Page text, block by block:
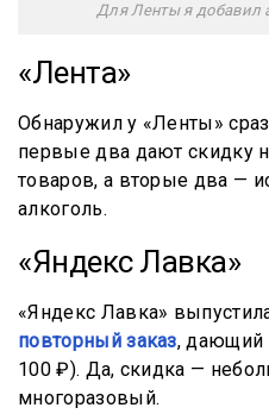
Для Ленты я добавил
«Лента»
Обнаружил у «Ленты»
первые два дают скидку
товаров, а вторые два —
алкоголь.
«Яндекс Лавка»
«Яндекс Лавка»
повторный заказ, дающий
100 ₽). Да, скидка —
многоразовый.